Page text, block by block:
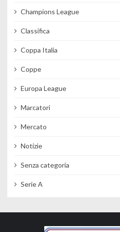
Champions League
Classifica
Coppa Italia
Coppe
Europa League
Marcatori
Mercato
Notizie
Senza categoria
Serie A